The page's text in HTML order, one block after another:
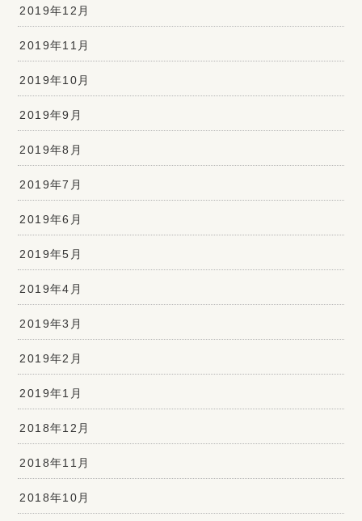
2019年12月
2019年11月
2019年10月
2019年9月
2019年8月
2019年7月
2019年6月
2019年5月
2019年4月
2019年3月
2019年2月
2019年1月
2018年12月
2018年11月
2018年10月